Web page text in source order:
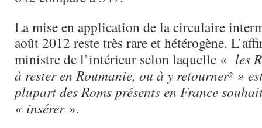
La mise en application de la circulaire
août 2012 reste très rare et hétérogène.
ministre de l’intérieur selon laquelle « les
à rester en Roumanie, ou à y retourner2 »
plupart des Roms présents en France
« insérer».